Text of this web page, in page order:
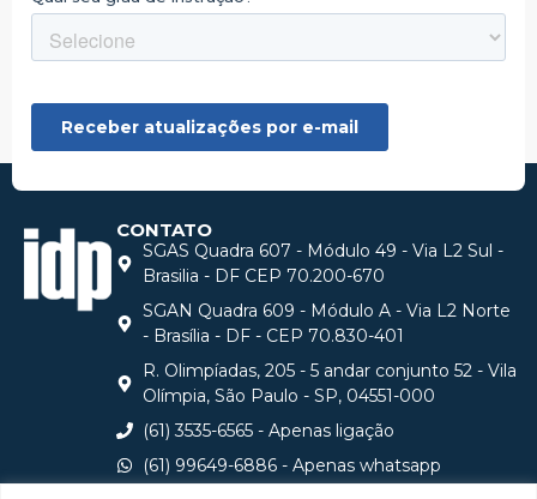
CONTATO
SGAS Quadra 607 - Módulo 49 - Via L2 Sul -
Brasilia - DF CEP 70.200-670
SGAN Quadra 609 - Módulo A - Via L2 Norte
- Brasília - DF - CEP 70.830-401
R. Olimpíadas, 205 - 5 andar conjunto 52 - Vila
Olímpia, São Paulo - SP, 04551-000
(61) 3535-6565 - Apenas ligação
(61) 99649-6886 - Apenas whatsapp